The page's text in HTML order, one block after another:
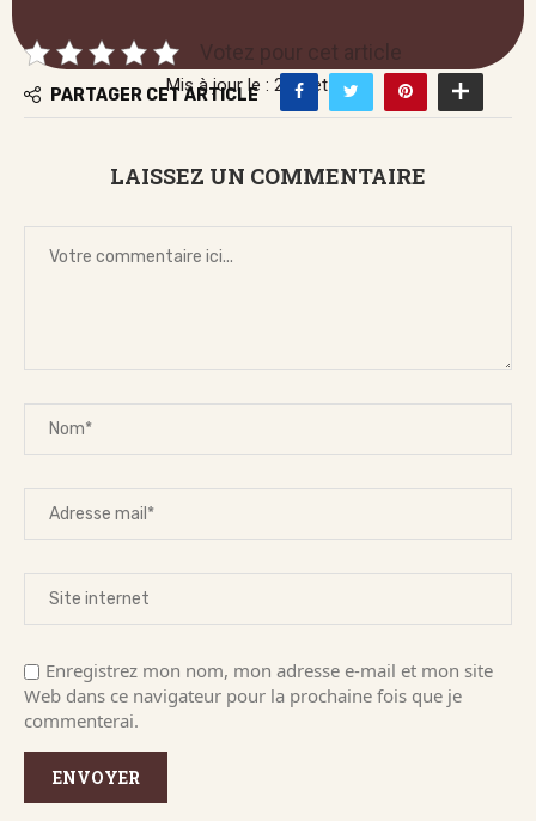
Mis à jour le : 2 juillet 2026
Votez pour cet article
PARTAGER CET ARTICLE
LAISSEZ UN COMMENTAIRE
Enregistrez mon nom, mon adresse e-mail et mon site
Web dans ce navigateur pour la prochaine fois que je
commenterai.